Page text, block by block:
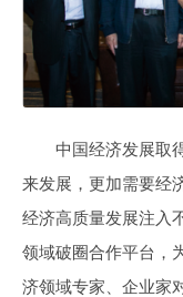
中国经济发展取
来发展，更加需要经
经济高质量发展注入
领域破圈合作平台，
济领域专家、企业家